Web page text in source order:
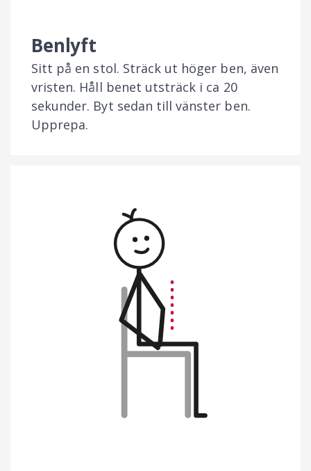
Benlyft
Sitt på en stol. Sträck ut höger ben, även
vristen. Håll benet utsträck i ca 20
sekunder. Byt sedan till vänster ben.
Upprepa.